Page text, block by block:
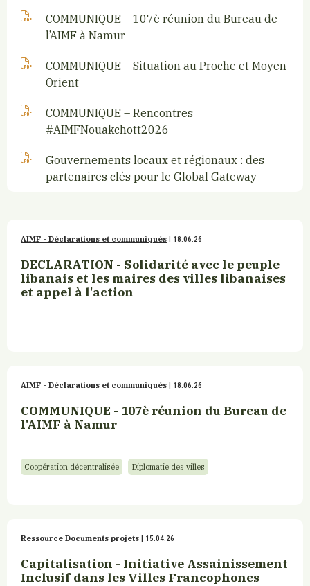
COMMUNIQUE – 107è réunion du Bureau de
l’AIMF à Namur
COMMUNIQUE – Situation au Proche et Moyen
Orient
COMMUNIQUE – Rencontres
#AIMFNouakchott2026
Gouvernements locaux et régionaux : des
partenaires clés pour le Global Gateway
AIMF - Déclarations et communiqués | 18.06.26
DECLARATION - Solidarité avec le peuple
libanais et les maires des villes libanaises
et appel à l'action
AIMF - Déclarations et communiqués | 18.06.26
COMMUNIQUE - 107è réunion du Bureau de
l'AIMF à Namur
Coopération décentralisée Diplomatie des villes
Ressource Documents projets | 15.04.26
Capitalisation - Initiative Assainissement
Inclusif dans les Villes Francophones